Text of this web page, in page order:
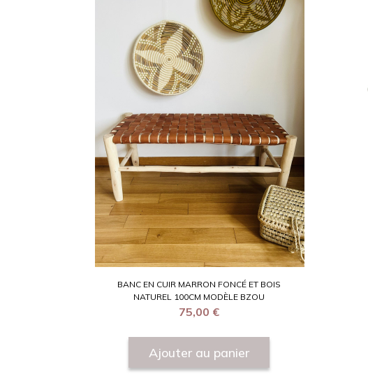
BANC EN CUIR MARRON FONCÉ ET BOIS
NATUREL 100CM MODÈLE BZOU
75,00 €
Ajouter au panier